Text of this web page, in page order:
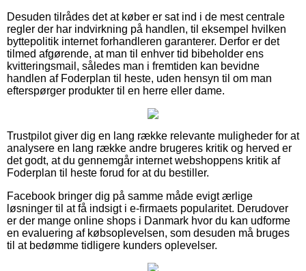
Desuden tilrådes det at køber er sat ind i de mest centrale
regler der har indvirkning på handlen, til eksempel hvilken
byttepolitik internet forhandleren garanterer. Derfor er det
tilmed afgørende, at man til enhver tid bibeholder ens
kvitteringsmail, således man i fremtiden kan bevidne
handlen af Foderplan til heste, uden hensyn til om man
efterspørger produkter til en herre eller dame.
Trustpilot giver dig en lang række relevante muligheder for at
analysere en lang række andre brugeres kritik og herved er
det godt, at du gennemgår internet webshoppens kritik af
Foderplan til heste forud for at du bestiller.
Facebook bringer dig på samme måde evigt ærlige
løsninger til at få indsigt i e-firmaets popularitet. Derudover
er der mange online shops i Danmark hvor du kan udforme
en evaluering af købsoplevelsen, som desuden må bruges
til at bedømme tidligere kunders oplevelser.